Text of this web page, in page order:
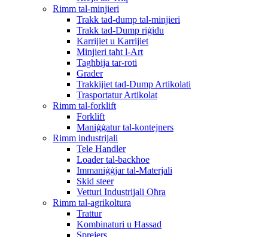
Rimm tal-minjieri
Trakk tad-dump tal-minjieri
Trakk tad-Dump riġidu
Karrijiet u Karrijiet
Minjieri taħt l-Art
Tagħbija tar-roti
Grader
Trakkijiet tad-Dump Artikolati
Trasportatur Artikolat
Rimm tal-forklift
Forklift
Maniġġatur tal-kontejners
Rimm industrijali
Tele Handler
Loader tal-backhoe
Immaniġġjar tal-Materjali
Skid steer
Vetturi Industrijali Oħra
Rimm tal-agrikoltura
Trattur
Kombinaturi u Ħassad
Sprejers